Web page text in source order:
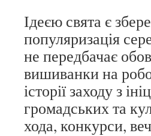
Ідеєю свята є
популяризація
не передбачає
вишиванки на
історії заходу з
громадських та
хода, конкурси,